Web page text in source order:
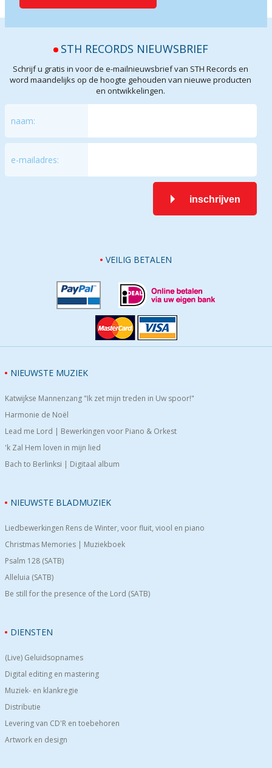
STH RECORDS NIEUWSBRIEF
Schrijf u gratis in voor de e-mailnieuwsbrief van STH Records en
word maandelijks op de hoogte gehouden van nieuwe producten
en ontwikkelingen.
naam:
e-mailadres:
inschrijven
VEILIG BETALEN
NIEUWSTE MUZIEK
Katwijkse Mannenzang "Ik zet mijn treden in Uw spoor!"
Harmonie de Noël
Lead me Lord | Bewerkingen voor Piano & Orkest
'k Zal Hem loven in mijn lied
Bach to Berlinksi | Digitaal album
NIEUWSTE BLADMUZIEK
Liedbewerkingen Rens de Winter, voor fluit, viool en piano
Christmas Memories | Muziekboek
Psalm 128 (SATB)
Alleluia (SATB)
Be still for the presence of the Lord (SATB)
DIENSTEN
(Live) Geluidsopnames
Digital editing en mastering
Muziek- en klankregie
Distributie
Levering van CD'R en toebehoren
Artwork en design